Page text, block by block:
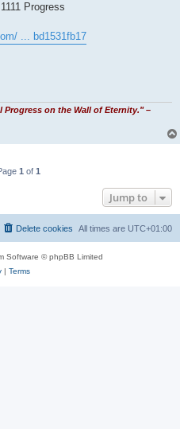
Progress
... bd1531fb17
Progress on the Wall of Eternity." –
1 of 1
Jump to
All times are UTC+01:00
Delete cookies
Software © phpBB Limited
| Terms